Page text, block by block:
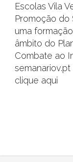
Escolas Vila
Promoção do
uma
âmbito do
Combate ao
clique aqui